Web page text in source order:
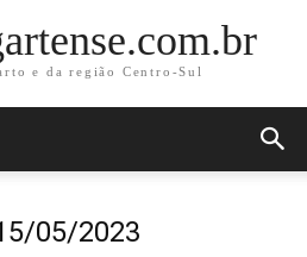
e da região Centro-Sul
05/2023